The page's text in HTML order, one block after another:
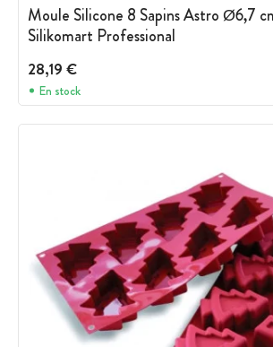
Moule Silicone 8 Sapins Astro Ø6,7
Silikomart Professional
28,19 €
En stock